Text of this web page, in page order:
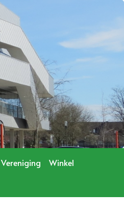
Vereniging
Winkel